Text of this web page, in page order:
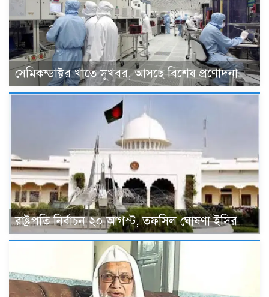
সেমিকন্ডাক্টর খাতে সুখবর, আসছে বিশেষ প্রণোদনা
রাষ্ট্রপতি নির্বাচন ২০ আগস্ট, তফসিল ঘোষণা ইসির